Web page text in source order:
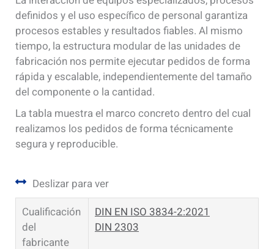
definidos y el uso específico de personal garantiza
procesos estables y resultados fiables. Al mismo
tiempo, la estructura modular de las unidades de
fabricación nos permite ejecutar pedidos de forma
rápida y escalable, independientemente del tamaño
del componente o la cantidad.
La tabla muestra el marco concreto dentro del cual
realizamos los pedidos de forma técnicamente
segura y reproducible.
Deslizar para ver
Cualificación
del
fabricante
DIN EN ISO 3834-2:2021
DIN 2303